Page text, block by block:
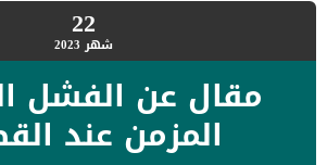
22شهر 2023
مقال عن الفشل
المزمن عند